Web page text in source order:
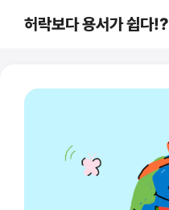
허락보다 용서가 쉽다!?